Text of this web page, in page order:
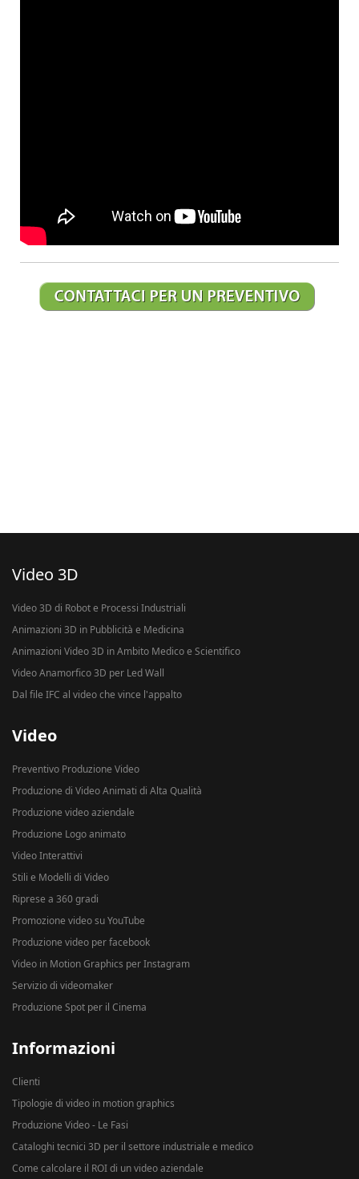
Video 3D
Video 3D di Robot e Processi Industriali
Animazioni 3D in Pubblicità e Medicina
Animazioni Video 3D in Ambito Medico e Scientifico
Video Anamorfico 3D per Led Wall
Dal file IFC al video che vince l'appalto
Video
Preventivo Produzione Video
Produzione di Video Animati di Alta Qualità
Produzione video aziendale
Produzione Logo animato
Video Interattivi
Stili e Modelli di Video
Riprese a 360 gradi
Promozione video su YouTube
Produzione video per facebook
Video in Motion Graphics per Instagram
Servizio di videomaker
Produzione Spot per il Cinema
Informazioni
Clienti
Tipologie di video in motion graphics
Produzione Video - Le Fasi
Cataloghi tecnici 3D per il settore industriale e medico
Come calcolare il ROI di un video aziendale